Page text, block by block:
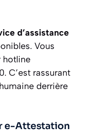
d’assistance
Vous
hotline
C’est rassurant
derrière
e-Attestation